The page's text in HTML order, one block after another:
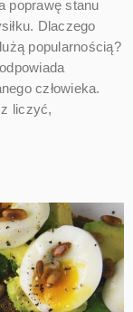
poprawę stanu
Dlaczego
popularnością?
człowieka.
liczyć,